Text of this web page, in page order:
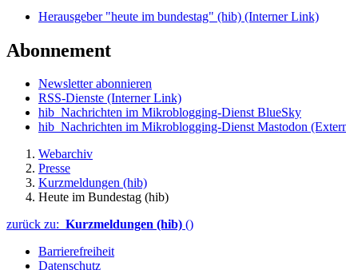
Herausgeber "heute im bundestag" (hib) (Interner Link)
Abonnement
Newsletter abonnieren
RSS-Dienste (Interner Link)
hib_Nachrichten im Mikroblogging-Dienst BlueSky
hib_Nachrichten im Mikroblogging-Dienst Mastodon
Webarchiv
Presse
Kurzmeldungen (hib)
Heute im Bundestag (hib)
zurück zu: Kurzmeldungen (hib) ()
Barrierefreiheit
Datenschutz